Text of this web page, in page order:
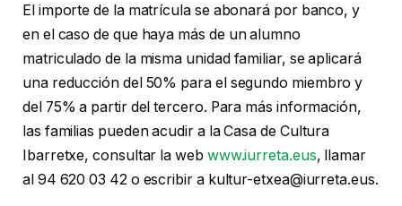
El importe de la matrícula se abonará por banco, y
en el caso de que haya más de un alumno
matriculado de la misma unidad familiar, se aplicará
una reducción del 50% para el segundo miembro y
del 75% a partir del tercero. Para más información,
las familias pueden acudir a la Casa de Cultura
Ibarretxe, consultar la web www.iurreta.eus, llamar
al 94 620 03 42 o escribir a kultur-etxea@iurreta.eus.